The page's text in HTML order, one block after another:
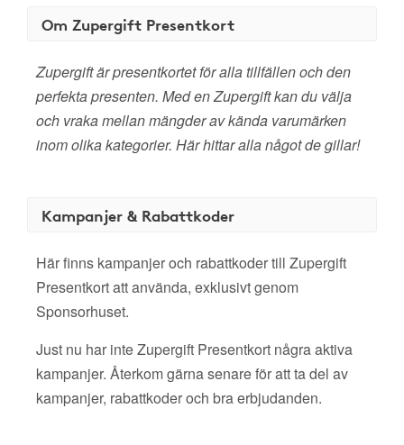
Om Zupergift Presentkort
Zupergift är presentkortet för alla tillfällen och den
perfekta presenten. Med en Zupergift kan du välja
och vraka mellan mängder av kända varumärken
inom olika kategorier. Här hittar alla något de gillar!
Kampanjer & Rabattkoder
Här finns kampanjer och rabattkoder till Zupergift
Presentkort att använda, exklusivt genom
Sponsorhuset.
Just nu har inte Zupergift Presentkort några aktiva
kampanjer. Återkom gärna senare för att ta del av
kampanjer, rabattkoder och bra erbjudanden.